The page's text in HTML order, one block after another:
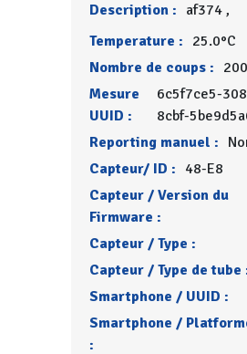
Description : af374 ,
Temperature : 25.0°C
Nombre de coups : 200
Mesure
UUID :
6c5f7ce5-
8cbf-
Reporting manuel :
Capteur/ ID : 48-E8
Capteur / Version du
Firmware :
Capteur / Type :
Capteur / Type de tube
Smartphone / UUID :
Smartphone /
: